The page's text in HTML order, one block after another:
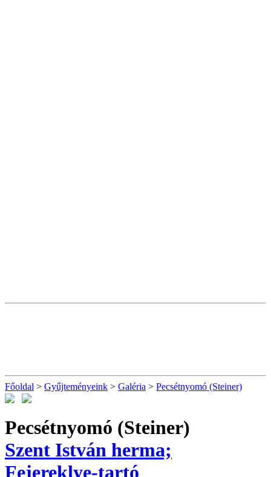
Főoldal > Gyűjteményeink > Galéria > Pecsétnyomó (Steiner)
Pecsétnyomó (Steiner)
Szent István herma;
Fejereklye-tartó